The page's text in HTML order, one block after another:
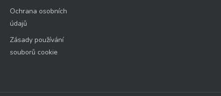
Ochrana osobních
údajů
Zásady používání
souborů cookie